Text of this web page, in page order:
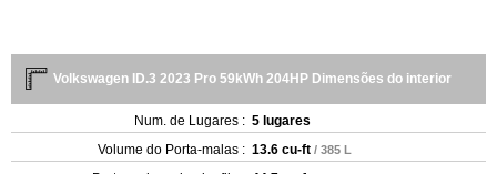
Volkswagen ID.3 2023 Pro 59kWh 204HP Dimensões do interior
Num. de Lugares : 5 lugares
Volume do Porta-malas : 13.6 cu-ft / 385 L